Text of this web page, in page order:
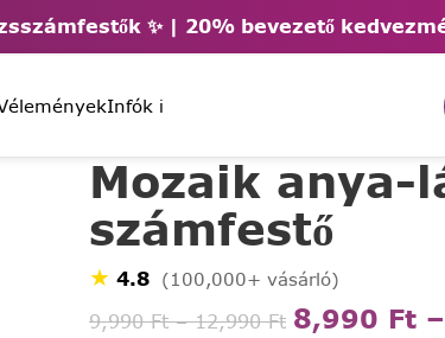
✨ | 20% bevezető
Infók ℹ️
Mozaik anya-
számfestő
★ 4.8 (100,000+ vásárló)
9,990Ft – 12,990Ft 8,990 Ft –